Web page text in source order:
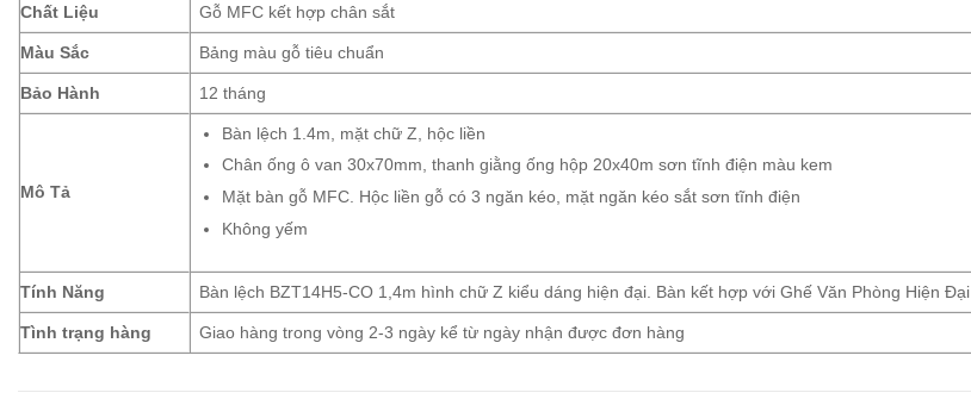
Chất Liệu Gỗ MFC kết hợp chân sắt
Màu Sắc Bảng màu gỗ tiêu chuẩn
Bảo Hành 12 tháng
Mô Tả
Bàn lệch 1.4m, mặt chữ Z, hộc liền
Chân ống ô van 30x70mm, thanh giằng ống hộp 20x40m sơn tĩnh điện màu kem
Mặt bàn gỗ MFC. Hộc liền gỗ có 3 ngăn kéo, mặt ngăn kéo sắt sơn tĩnh điện
Không yếm
Tính Năng Bàn lệch BZT14H5-CO 1,4m hình chữ Z kiểu dáng hiện đại. Bàn kết hợp với Ghế Văn Phòng Hiện Đại
Tình trạng hàng Giao hàng trong vòng 2-3 ngày kể từ ngày nhận được đơn hàng